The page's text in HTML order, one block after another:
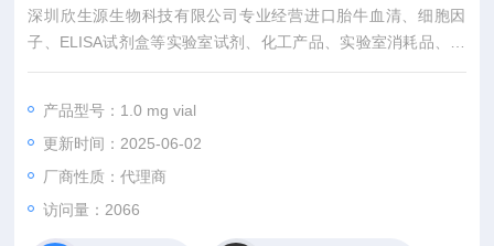
深圳欣生源生物科技有限公司专业经营进口胎牛血清、细胞因
子、ELISA试剂盒等实验室试剂、化工产品、实验室消耗品、实
验室耗材以及实验室器材。产品涉及分子生物学、细胞生物学、
床应用等领域。
如有任何对Enzyme Research Laboratories抗体公司代理的需
要，咨询，了解。我们有相关的专家学者为你解疑答惑，诚信往
来是根本。
产品型号：1.0 mg vial
更新时间：2025-06-02
厂商性质：代理商
访问量：2066